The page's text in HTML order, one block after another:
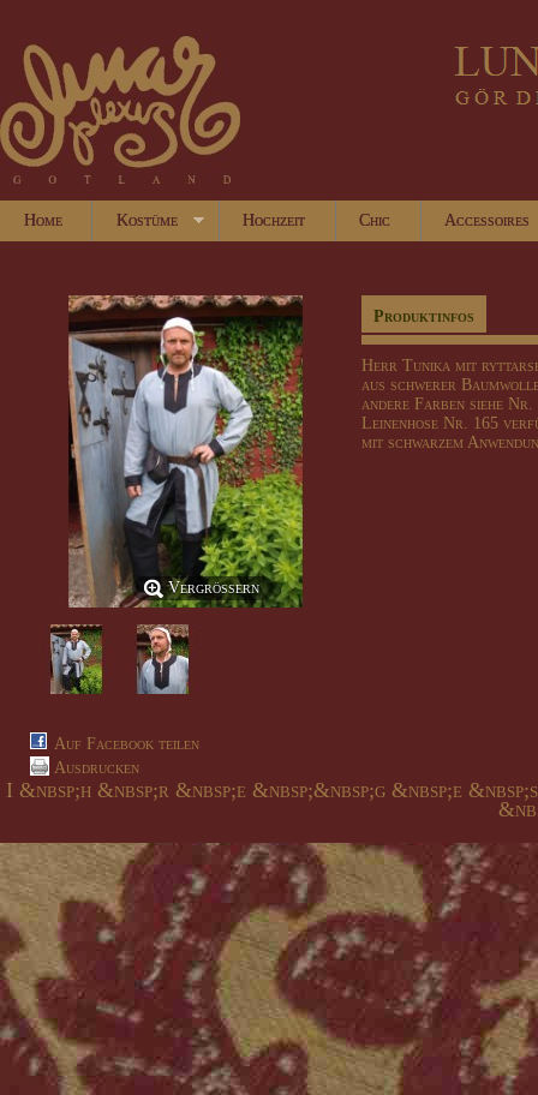
Home Kostüme Hochzeit Chic Accessoires
Vergrößern
Auf Facebook teilen
Ausdrucken
Produktinfos
Herr Tunika mit
aus schwerer
andere Farben siehe
Leinenhose Nr. 165
mit schwarzem
I &nbsp;h &nbsp;r &nbsp;e &nbsp;&nbsp;g &nbsp;e